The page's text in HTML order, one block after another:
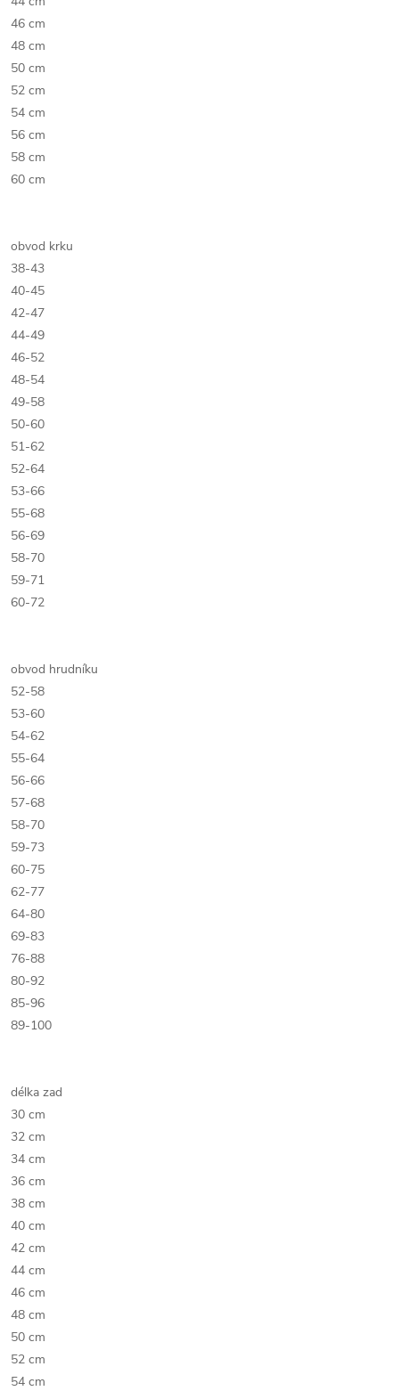
46 cm
48 cm
50 cm
52 cm
54 cm
56 cm
58 cm
60 cm
obvod krku
38-43
40-45
42-47
44-49
46-52
48-54
49-58
50-60
51-62
52-64
53-66
55-68
56-69
58-70
59-71
60-72
obvod hrudníku
52-58
53-60
54-62
55-64
56-66
57-68
58-70
59-73
60-75
62-77
64-80
69-83
76-88
80-92
85-96
89-100
délka zad
30 cm
32 cm
34 cm
36 cm
38 cm
40 cm
42 cm
44 cm
46 cm
48 cm
50 cm
52 cm
54 cm